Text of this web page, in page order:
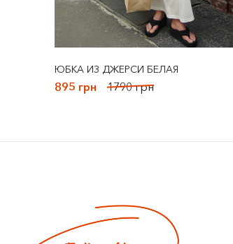
ЮБКА ИЗ ДЖЕРСИ БЕЛАЯ
895 грн 1790 грн